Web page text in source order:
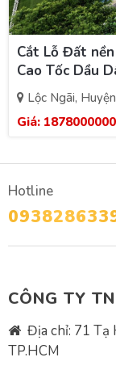
Cắt Lỗ Đất
Cao Tốc Dầu
Lộc Ngãi,
Giá: 1878000000
Hotline
CÔNG TY
Địa chỉ: 71 Tạ
TP.HCM